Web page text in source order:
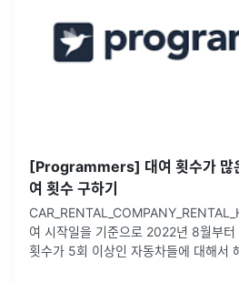
[Programmers] 대여 횟수가 많
여 횟수 구하기
여 시작일을 기준으로 2022년 8월부
횟수가 5회 이상인 자동차들에 대해서